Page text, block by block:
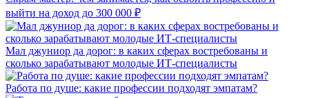
выйти на доход до 300 000 ₽
Мал джуниор да дорог: в каких сферах востребованы и
сколько зарабатывают молодые ИТ-специалисты
Работа по душе: какие профессии подходят эмпатам?